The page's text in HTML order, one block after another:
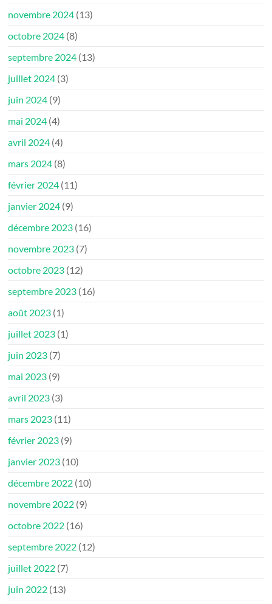
novembre 2024 (13)
octobre 2024 (8)
septembre 2024 (13)
juillet 2024 (3)
juin 2024 (9)
mai 2024 (4)
avril 2024 (4)
mars 2024 (8)
février 2024 (11)
janvier 2024 (9)
décembre 2023 (16)
novembre 2023 (7)
octobre 2023 (12)
septembre 2023 (16)
août 2023 (1)
juillet 2023 (1)
juin 2023 (7)
mai 2023 (9)
avril 2023 (3)
mars 2023 (11)
février 2023 (9)
janvier 2023 (10)
décembre 2022 (10)
novembre 2022 (9)
octobre 2022 (16)
septembre 2022 (12)
juillet 2022 (7)
juin 2022 (13)